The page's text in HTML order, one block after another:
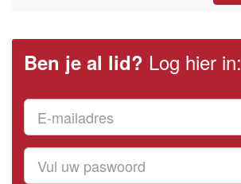
Ben je al lid? Log hier in: